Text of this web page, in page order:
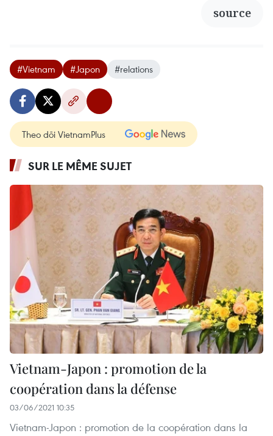
source
#Vietnam #Japon #relations
Theo dõi VietnamPlus
SUR LE MÊME SUJET
Vietnam-Japon : promotion de la
coopération dans la défense
03/06/2021 10:35
Vietnam-Japon : promotion de la coopération dans la